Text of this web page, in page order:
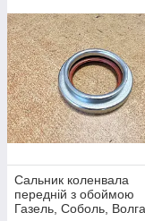
Сальник коленвала
передній з обоймою
Газель, Соболь, Волга,